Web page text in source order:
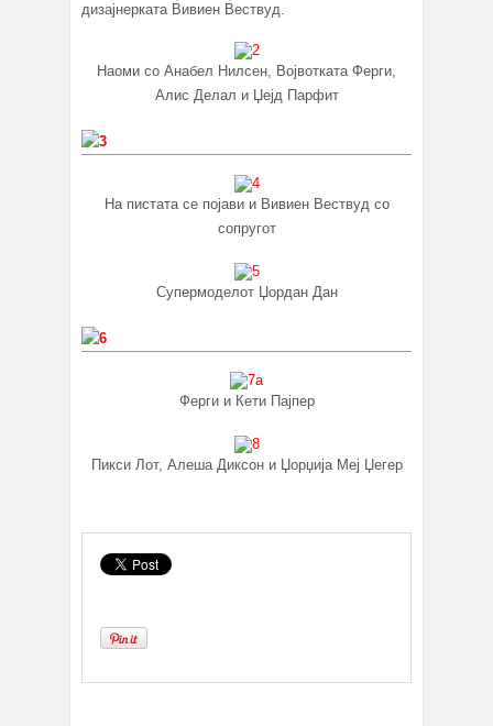
дизајнерката Вивиен Вествуд.
Наоми со Анабел Нилсен, Војвотката Ферги,
Алис Делал и Џејд Парфит
На пистата се појави и Вивиен Вествуд со
сопругот
Супермоделот Џордан Дан
Ферги и Кети Пајпер
Пикси Лот, Алеша Диксон и Џорџија Меј Џегер